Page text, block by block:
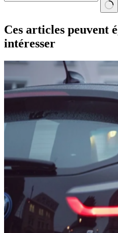
résultat
Ces articles peuvent
intéresser